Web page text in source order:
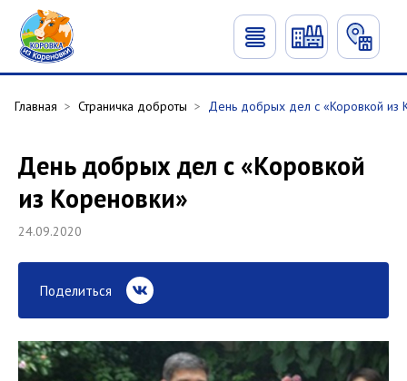
Главная > Страничка доброты > День добрых дел с «Коровкой из
День добрых дел с «Коровкой
из Кореновки»
24.09.2020
Поделиться